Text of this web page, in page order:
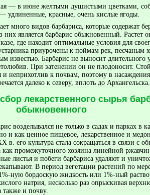
— в июне желтыми душистыми цветками,
красные, очень кислые ягоды.
много видов барбариса, которые содержат
является барбарис обыкновенный. Растет
где находит оптимальные условия для
приурочены к поймам рек, песчаным
известью. Барбарис не выносит длительного
При затенении он не плодоносит.
неприхотлив к почвам, поэтому в
далеко к северу, вплоть до Архангельска.
лекарственного сырья
обыкновенного
возделывался не только в садах и парках в
и как ценное пищевое, лекарственное и
в. его культура стала сокращаться в связи с
промежуточного хозяина линейной
листья и побеги барбариса удаляют и
В период вегетации растений по
ную бордоскую жидкость или 1%-ный
натрия, несколько раз опрыскивая
и почву.